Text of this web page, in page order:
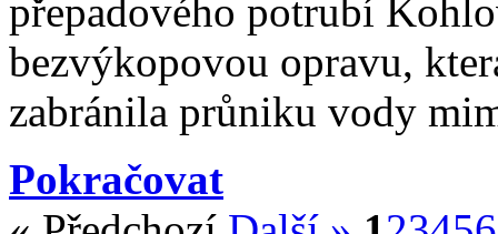
přepadového potrubí
bezvýkopovou opravu,
zabránila průniku vody
Pokračovat